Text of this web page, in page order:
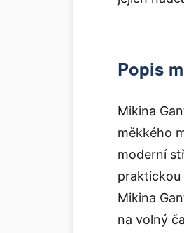
Popis
Mikina
měkkého
moderní
praktickou
Mikina
na volný